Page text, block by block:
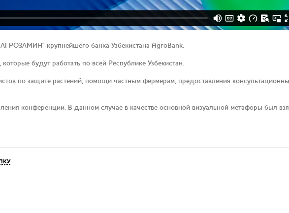
крупнейшего банка Узбекистана AgroBank.
будут работать по всей Республике Узбекистан.
по защите растений, помощи частным фермерам, предоставления
конференции. В данном случае в качестве основной визуальной метафоры был